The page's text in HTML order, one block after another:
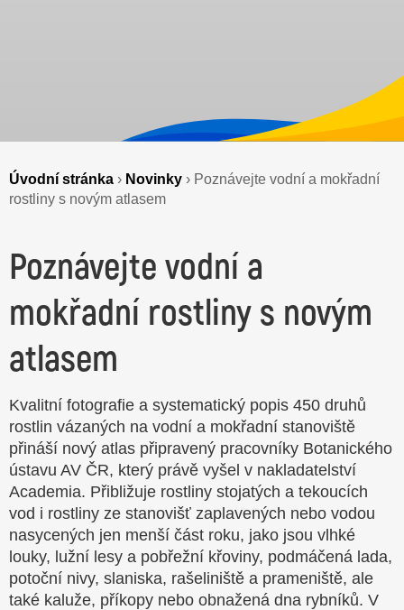
Úvodní stránka › Novinky › Poznávejte vodní a mokřadní
rostliny s novým atlasem
Poznávejte vodní a
mokřadní rostliny s novým
atlasem
Kvalitní fotografie a systematický popis 450 druhů
rostlin vázaných na vodní a mokřadní stanoviště
přináší nový atlas připravený pracovníky Botanického
ústavu AV ČR, který právě vyšel v nakladatelství
Academia. Přibližuje rostliny stojatých a tekoucích
vod i rostliny ze stanovišť zaplavených nebo vodou
nasycených jen menší část roku, jako jsou vlhké
louky, lužní lesy a pobřežní křoviny, podmáčená lada,
potoční nivy, slaniska, rašeliniště a prameniště, ale
také kaluže, příkopy nebo obnažená dna rybníků. V